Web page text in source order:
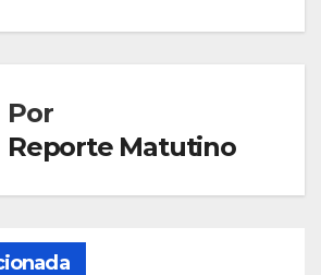
Por
Reporte Matutino